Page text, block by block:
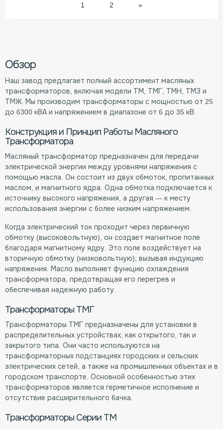
1 2 »
Обзор
Наш завод предлагает полный ассортимент масляных
трансформаторов, включая модели ТМ, ТМГ, ТМН, ТМЗ и
ТМЖ. Мы производим трансформаторы с мощностью от 25
до 6300 кВА и напряжением в диапазоне от 6 до 35 кВ.
Конструкция и Принцип Работы Масляного
Трансформатора
Масляный трансформатор предназначен для передачи
электрической энергии между уровнями напряжения с
помощью масла. Он состоит из двух обмоток, пропитанных
маслом, и магнитного ядра. Одна обмотка подключается к
источнику высокого напряжения, а другая — к месту
использования энергии с более низким напряжением.
Когда электрический ток проходит через первичную
обмотку (высоковольтную), он создает магнитное поле
благодаря магнитному ядру. Это поле воздействует на
вторичную обмотку (низковольтную), вызывая индукцию
напряжения. Масло выполняет функцию охлаждения
трансформатора, предотвращая его перегрев и
обеспечивая надежную работу.
Трансформаторы ТМГ
Трансформаторы ТМГ предназначены для установки в
распределительных устройствах, как открытого, так и
закрытого типа. Они часто используются на
трансформаторных подстанциях городских и сельских
электрических сетей, а также на промышленных объектах и в
городском транспорте. Основной особенностью этих
трансформаторов является герметичное исполнение и
отсутствие расширительного бачка.
Трансформаторы Серии ТМ